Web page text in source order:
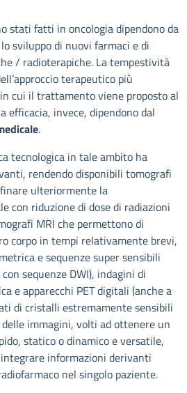
stati fatti in oncologia dipendono da
sviluppo di nuovi farmaci e di
/ radioterapiche. La tempestività
terapeutico più
cui il trattamento viene proposto al
efficacia, invece, dipendono dal
.
tecnologica in tale ambito ha
rendendo disponibili tomografi
ulteriormente la
con riduzione di dose di radiazioni
MRI che permettono di
corpo in tempi relativamente brevi,
e sequenze super sensibili
sequenze DWI), indagini di
e apparecchi PET digitali (anche a
di cristalli estremamente sensibili
delle immagini, volti ad ottenere un
statico o dinamico e versatile,
informazioni derivanti
nel singolo paziente.